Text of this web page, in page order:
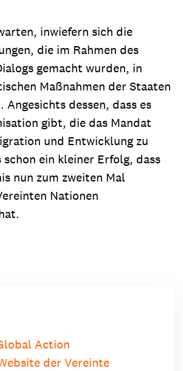
inwiefern sich die
die im Rahmen des
gemacht wurden, in
Maßnahmen der Staaten
Angesichts dessen, dass es
gibt, die das Mandat
und Entwicklung zu
schon ein kleiner Erfolg, dass
nun zum zweiten Mal
Nationen
Action
der Vereinte